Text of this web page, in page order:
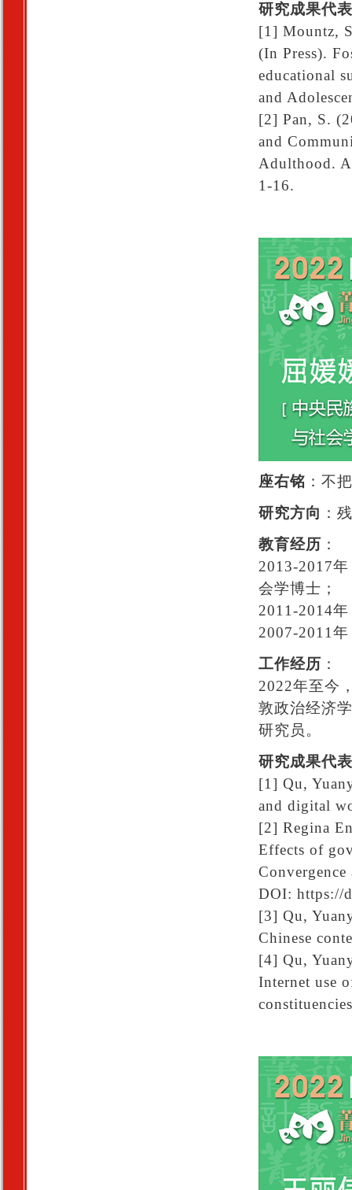
研究成果代
[1] Mountz,
(In Press).
educational
and
[2] Pan, S.
and
Adulthood.
1-16.
座右铭 ：不
研究方向 ：
教育经历 ：
2013-2017
会学博士；
2011-2014
2007-2011
工作经历 ：
2022年至今
敦政治经济
研究员。
研究成果代
[1] Qu,
and digital
[2] Regina
Effects of
DOI: https://
[3] Qu,
Chinese
[4] Qu,
Internet use